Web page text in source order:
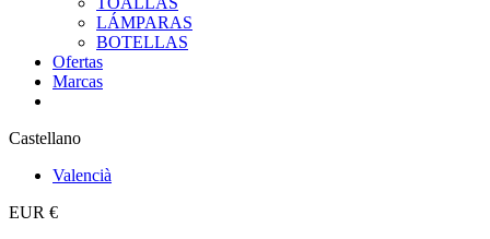
LÁMPARAS
BOTELLAS
Ofertas
Marcas
Castellano
Valencià
EUR €